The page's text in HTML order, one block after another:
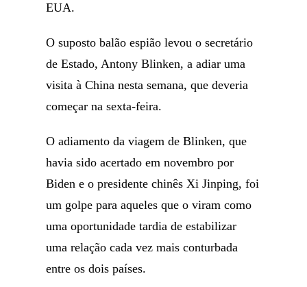
EUA.
O suposto balão espião levou o secretário
de Estado, Antony Blinken, a adiar uma
visita à China nesta semana, que deveria
começar na sexta-feira.
O adiamento da viagem de Blinken, que
havia sido acertado em novembro por
Biden e o presidente chinês Xi Jinping, foi
um golpe para aqueles que o viram como
uma oportunidade tardia de estabilizar
uma relação cada vez mais conturbada
entre os dois países.